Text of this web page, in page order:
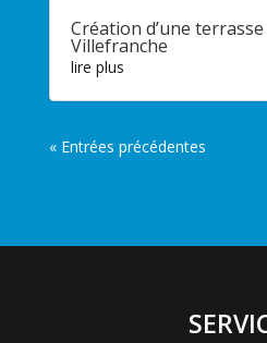
Création d’une
Villefranche
lire plus
« Entrées précédentes